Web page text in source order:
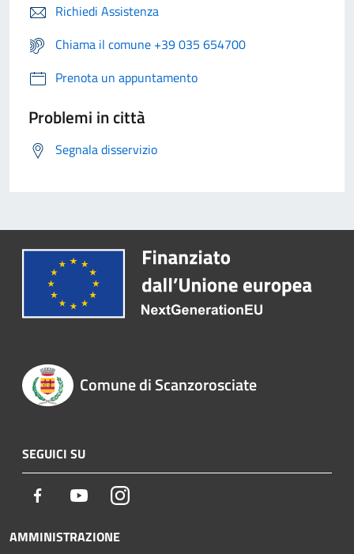
Richiedi Assistenza
Chiama il comune +39 035 654700
Prenota un appuntamento
Problemi in città
Segnala disservizio
Comune di Scanzorosciate
SEGUICI SU
Facebook YoutubeInstagram
AMMINISTRAZIONE